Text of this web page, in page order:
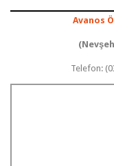
Avanos
Telefon: